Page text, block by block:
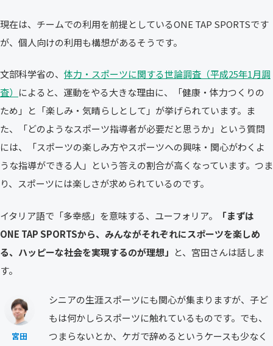
現在は、チームでの利用を前提としているONE TAP SPORTSです
が、個人向けの利用も構想があるそうです。
文部科学省の、 体力・スポーツに関する世論調査（平成25年1月調
査） によると、運動をやる大きな理由に、「健康・体力つくりの
ため」と「楽しみ・気晴らしとして」が挙げられています。ま
た、「どのようなスポーツ指導者が必要だと思うか」という質問
には、「スポーツの楽しみ方やスポーツへの興味・関心がわくよ
うな指導ができる人」という答えの割合が高くなっています。つま
り、スポーツには楽しさが求められているのです。
イタリア語で「多幸感」を意味する、ユーフォリア。
「まずは
ONE TAP SPORTSから、みんながそれぞれにスポーツを楽しめ
る、ハッピーな社会を実現するのが理想」 と、宮田さんは話しま
す。
宮田
シニアの生涯スポーツにも関心が集まりますが、子ど
もは何かしらスポーツに触れているものです。でも、
つまらないとか、ケガで辞めるというケースも少なく